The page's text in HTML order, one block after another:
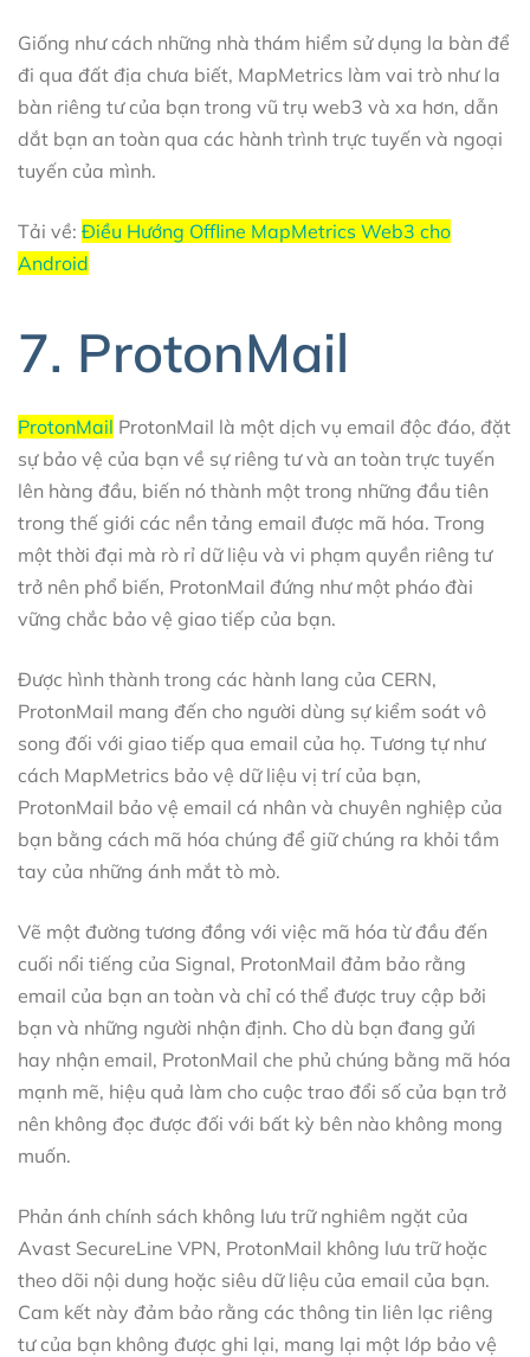
Giống như cách những nhà thám hiểm sử dụng la bàn để
đi qua đất địa chưa biết, MapMetrics làm vai trò như la
bàn riêng tư của bạn trong vũ trụ web3 và xa hơn, dẫn
dắt bạn an toàn qua các hành trình trực tuyến và ngoại
tuyến của mình.
Tải về: Điều Hướng Offline MapMetrics Web3 cho
Android
7. ProtonMail
ProtonMail ProtonMail là một dịch vụ email độc đáo, đặt
sự bảo vệ của bạn về sự riêng tư và an toàn trực tuyến
lên hàng đầu, biến nó thành một trong những đầu tiên
trong thế giới các nền tảng email được mã hóa. Trong
một thời đại mà rò rỉ dữ liệu và vi phạm quyền riêng tư
trở nên phổ biến, ProtonMail đứng như một pháo đài
vững chắc bảo vệ giao tiếp của bạn.
Được hình thành trong các hành lang của CERN,
ProtonMail mang đến cho người dùng sự kiểm soát vô
song đối với giao tiếp qua email của họ. Tương tự như
cách MapMetrics bảo vệ dữ liệu vị trí của bạn,
ProtonMail bảo vệ email cá nhân và chuyên nghiệp của
bạn bằng cách mã hóa chúng để giữ chúng ra khỏi tầm
tay của những ánh mắt tò mò.
Vẽ một đường tương đồng với việc mã hóa từ đầu đến
cuối nổi tiếng của Signal, ProtonMail đảm bảo rằng
email của bạn an toàn và chỉ có thể được truy cập bởi
bạn và những người nhận định. Cho dù bạn đang gửi
hay nhận email, ProtonMail che phủ chúng bằng mã hóa
mạnh mẽ, hiệu quả làm cho cuộc trao đổi số của bạn trở
nên không đọc được đối với bất kỳ bên nào không mong
muốn.
Phản ánh chính sách không lưu trữ nghiêm ngặt của
Avast SecureLine VPN, ProtonMail không lưu trữ hoặc
theo dõi nội dung hoặc siêu dữ liệu của email của bạn.
Cam kết này đảm bảo rằng các thông tin liên lạc riêng
tư của bạn không được ghi lại, mang lại một lớp bảo vệ